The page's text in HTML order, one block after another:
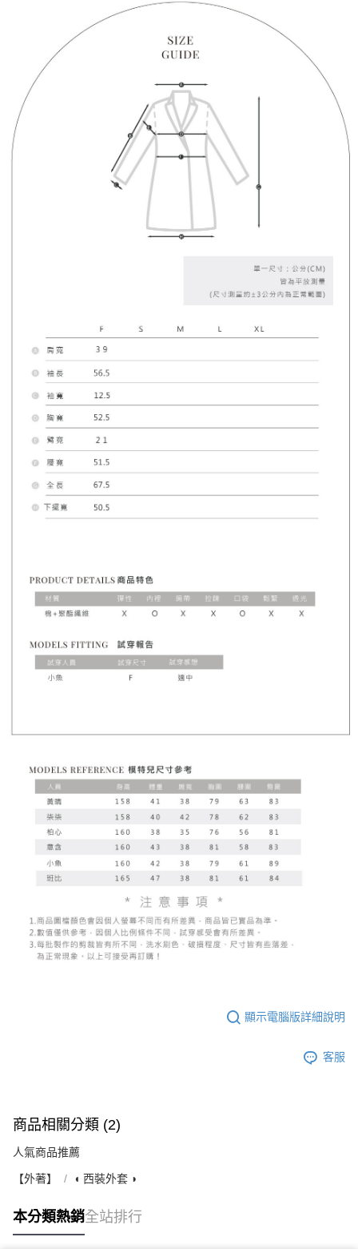
顯示電腦版詳細說明
客服
商品相關分類 (2)
人氣商品推薦
【外著】 ◖ 西裝外套 ◗
本分類熱銷全站排行